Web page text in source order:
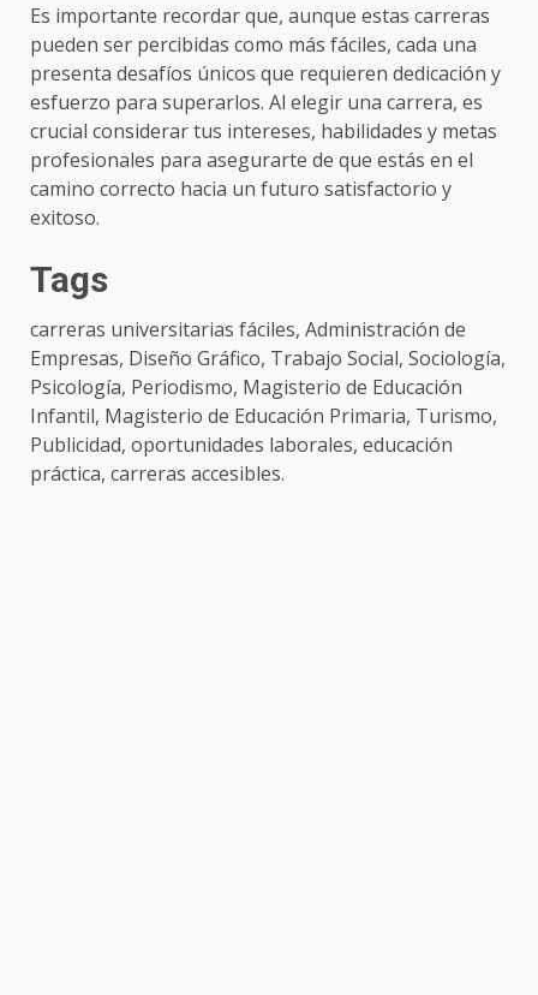
Es importante recordar que, aunque estas carreras
pueden ser percibidas como más fáciles, cada una
presenta desafíos únicos que requieren dedicación y
esfuerzo para superarlos. Al elegir una carrera, es
crucial considerar tus intereses, habilidades y metas
profesionales para asegurarte de que estás en el
camino correcto hacia un futuro satisfactorio y
exitoso.
Tags
carreras universitarias fáciles, Administración de
Empresas, Diseño Gráfico, Trabajo Social, Sociología,
Psicología, Periodismo, Magisterio de Educación
Infantil, Magisterio de Educación Primaria, Turismo,
Publicidad, oportunidades laborales, educación
práctica, carreras accesibles.